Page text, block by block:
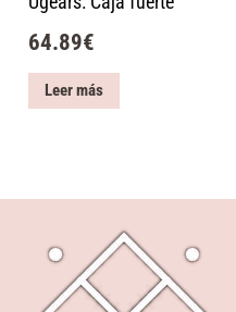
64.89€
Leer más